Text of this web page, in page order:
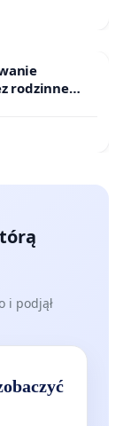
rodzinne
i podjął